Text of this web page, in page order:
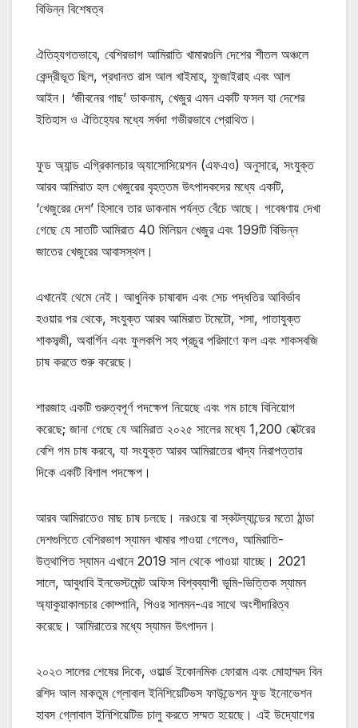
বিভিন্ন বিশেষত্ব
ঐতিহ্যগতভাবে, বেশিরভাগ আমিরাতি খামারগুলি দেশের শীতল অঞ্চলে
কেন্দ্রীভূত ছিল, প্রধানত রাস আল খাইমাহ, ফুজাইরাহ এবং আল
আইন। ‘জীবনের গাছ’ ডাকনাম, খেজুর এমন একটি ফসল যা দেশের
ইতিহাস ও ঐতিহ্যের মধ্যে সর্বদা গভীরভাবে প্রোথিত।
ফুড অ্যান্ড এগ্রিকালচার অ্যাসোসিয়েশন (এফএও) অনুসারে, সংযুক্ত
আরব আমিরাত হল খেজুরের বৃহত্তম উৎপাদকদের মধ্যে একটি,
‘খেজুরের দেশ’ হিসাবে তার ডাকনাম পর্যন্ত বেঁচে আছে। গবেষণায় দেখা
গেছে যে সাতটি আমিরাত 40 মিলিয়ন খেজুর এবং 199টি বিভিন্ন
জাতের খেজুরের আবাসস্থল।
এখানেই থেমে নেই। আধুনিক চাষাবাদ এবং সেচ পদ্ধতির আবির্ভাব
হওয়ার পর থেকে, সংযুক্ত আরব আমিরাত টমেটো, শসা, পাতাযুক্ত
শাকসব্জী, অবার্গিন এবং ফুলকপি সহ প্রচুর পরিমাণে ফল এবং শাকসবজি
চাষ করতে শুরু করেছে।
শারজাহ একটি গুরুত্বপূর্ণ পদক্ষেপ নিয়েছে এবং গম চাষে বিনিয়োগ
করেছে; জানা গেছে যে আমিরাত ২০২৫ সালের মধ্যে 1,200 হেক্টরের
বেশি গম চাষ করবে, যা সংযুক্ত আরব আমিরাতের খাদ্য নিরাপত্তার
দিকে একটি বিশাল পদক্ষেপ।
আরব আমিরাতেও মাছ চাষ চলছে। নরওয়ে বা স্কটল্যান্ডের মতো ঠান্ডা
দেশগুলিতে বেশিরভাগ স্যামন খামার পাওয়া গেলেও, আমিরাতি-
উত্থাপিত স্যামন এখানে 2019 সাল থেকে পাওয়া যাচ্ছে। 2021
সালে, আবুধাবি ইনভেস্টমেন্ট অফিস বিশ্বব্যাপী ভূমি-ভিত্তিক স্যামন
অ্যাকুয়াকালচার কোম্পানি, পিওর সালমন-এর সাথে অংশীদারিত্ব
করেছে। আমিরাতের মধ্যে স্যামন উৎপাদন।
২০২৩ সালের শেষের দিকে, ওয়ার্ল্ড ইকোনমিক ফোরাম এবং মোহাম্মদ বিন
রশিদ আল মাকতুম গ্লোবাল ইনিশিয়েটিভস ফাউন্ডেশন ফুড ইনোভেশন
হাবস গ্লোবাল ইনিশিয়েটিভ চালু করতে সম্মত হয়েছে। এই উদ্যোগের